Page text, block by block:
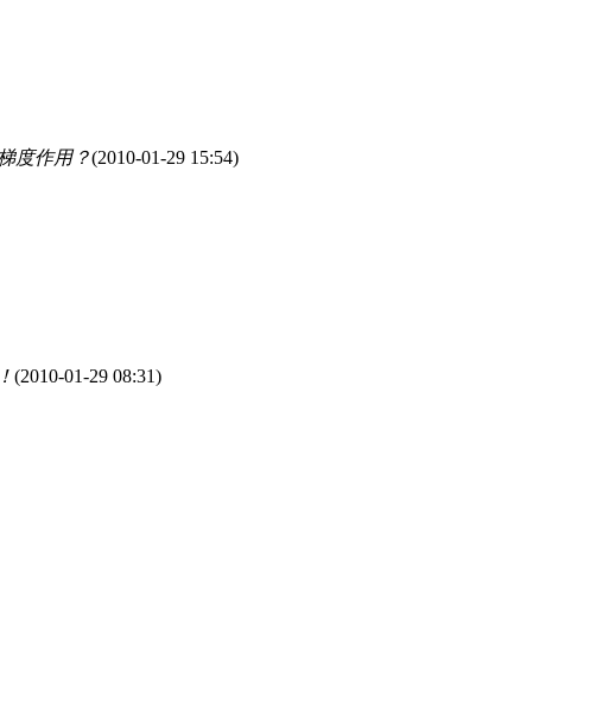
度作用？(2010-01-29 15:54)
(2010-01-29 08:31)